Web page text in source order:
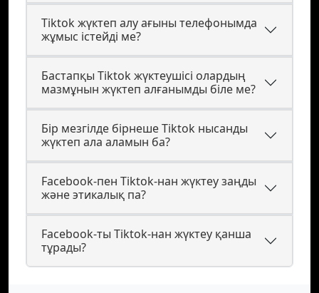
Tiktok жүктеп алу ағыны телефонымда
жұмыс істейді ме?
Бастапқы Tiktok жүктеушісі олардың
мазмұнын жүктеп алғанымды біле ме?
Бір мезгілде бірнеше Tiktok нысанды
жүктеп ала аламын ба?
Facebook-пен Tiktok-нан жүктеу заңды
және этикалық па?
Facebook-ты Tiktok-нан жүктеу қанша
тұрады?